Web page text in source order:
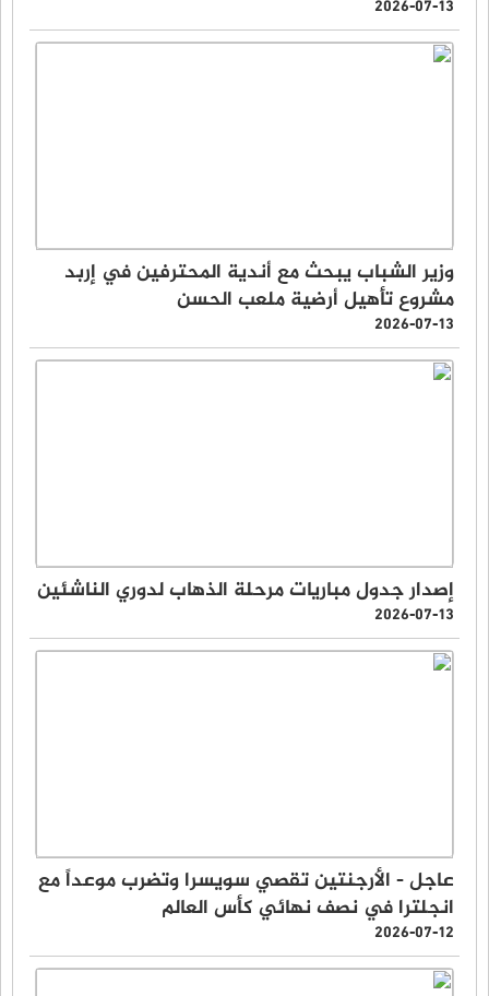
2026-07-13
وزير الشباب يبحث مع أندية المحترفين في إربد
مشروع تأهيل أرضية ملعب الحسن
2026-07-13
إصدار جدول مباريات مرحلة الذهاب لدوري الناشئين
2026-07-13
عاجل - الأرجنتين تقصي سويسرا وتضرب موعداً مع
انجلترا في نصف نهائي كأس العالم
2026-07-12